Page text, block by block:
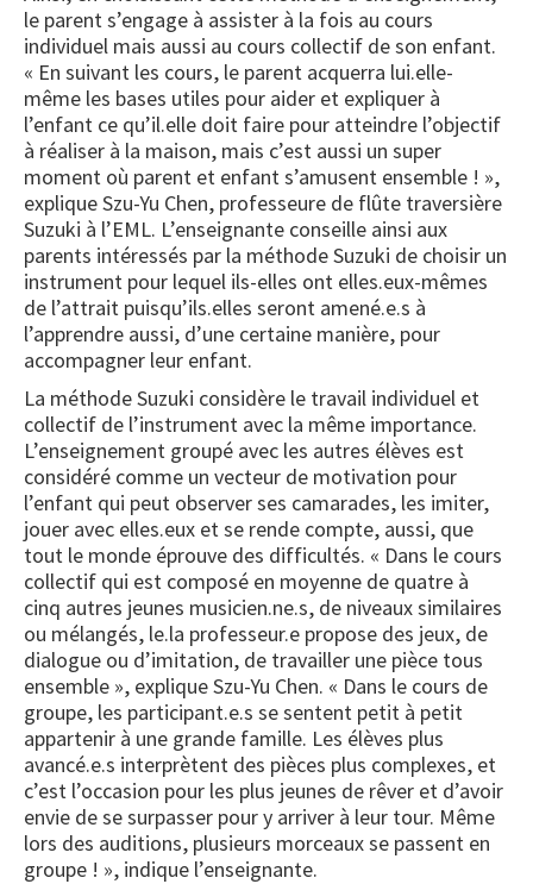
le parent s’engage à assister à la fois au cours
individuel mais aussi au cours collectif de son enfant.
« En suivant les cours, le parent acquerra lui.elle-
même les bases utiles pour aider et expliquer à
l’enfant ce qu’il.elle doit faire pour atteindre l’objectif
à réaliser à la maison, mais c’est aussi un super
moment où parent et enfant s’amusent ensemble ! »,
explique Szu-Yu Chen, professeure de flûte traversière
Suzuki à l’EML. L’enseignante conseille ainsi aux
parents intéressés par la méthode Suzuki de choisir un
instrument pour lequel ils-elles ont elles.eux-mêmes
de l’attrait puisqu’ils.elles seront amené.e.s à
l’apprendre aussi, d’une certaine manière, pour
accompagner leur enfant.
La méthode Suzuki considère le travail individuel et
collectif de l’instrument avec la même importance.
L’enseignement groupé avec les autres élèves est
considéré comme un vecteur de motivation pour
l’enfant qui peut observer ses camarades, les imiter,
jouer avec elles.eux et se rende compte, aussi, que
tout le monde éprouve des difficultés. « Dans le cours
collectif qui est composé en moyenne de quatre à
cinq autres jeunes musicien.ne.s, de niveaux similaires
ou mélangés, le.la professeur.e propose des jeux, de
dialogue ou d’imitation, de travailler une pièce tous
ensemble », explique Szu-Yu Chen. « Dans le cours de
groupe, les participant.e.s se sentent petit à petit
appartenir à une grande famille. Les élèves plus
avancé.e.s interprètent des pièces plus complexes, et
c’est l’occasion pour les plus jeunes de rêver et d’avoir
envie de se surpasser pour y arriver à leur tour. Même
lors des auditions, plusieurs morceaux se passent en
groupe ! », indique l’enseignante.